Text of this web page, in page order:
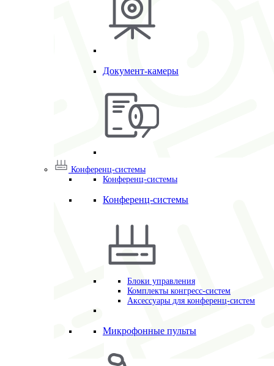
Документ-камеры
Конференц-системы
Конференц-системы
Конференц-системы
Блоки управления
Комплекты конгресс-систем
Аксессуары для конференц-систем
Микрофонные пульты